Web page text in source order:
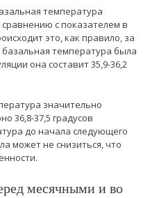
температура
сравнению с показателем в
это, как правило, за
базальная температура была
она составит 35,9-36,2
значительно
36,8-37,5 градусов
до начала следующего
может не снизиться, что
месячными и во